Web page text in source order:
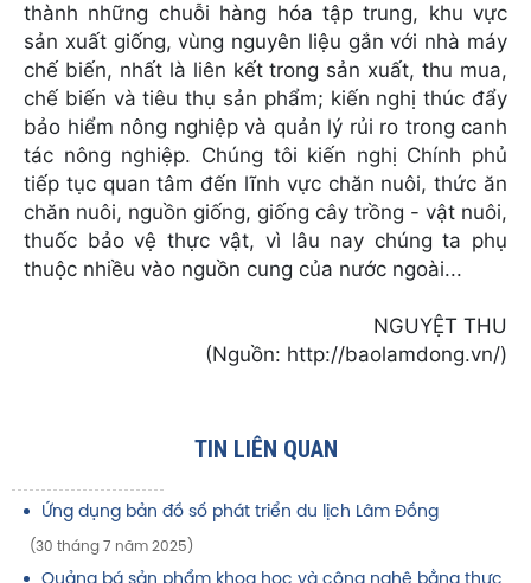
thành những chuỗi hàng hóa tập trung, khu vực
sản xuất giống, vùng nguyên liệu gắn với nhà máy
chế biến, nhất là liên kết trong sản xuất, thu mua,
chế biến và tiêu thụ sản phẩm; kiến nghị thúc đẩy
bảo hiểm nông nghiệp và quản lý rủi ro trong canh
tác nông nghiệp. Chúng tôi kiến nghị Chính phủ
tiếp tục quan tâm đến lĩnh vực chăn nuôi, thức ăn
chăn nuôi, nguồn giống, giống cây trồng - vật nuôi,
thuốc bảo vệ thực vật, vì lâu nay chúng ta phụ
thuộc nhiều vào nguồn cung của nước ngoài...
NGUYỆT THU
(Nguồn: http://baolamdong.vn/)
TIN LIÊN QUAN
Ứng dụng bản đồ số phát triển du lịch Lâm Đồng
(30 tháng 7 năm 2025)